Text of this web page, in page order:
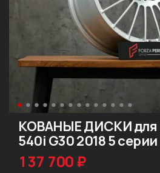
КОВАНЫЕ ДИСКИ для
540i G30 2018 5 серии
137 700 ₽